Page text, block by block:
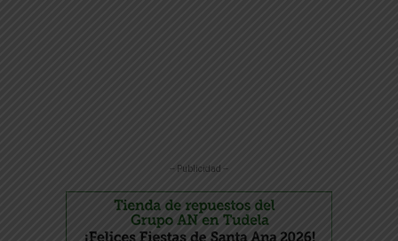
-- Publicidad --